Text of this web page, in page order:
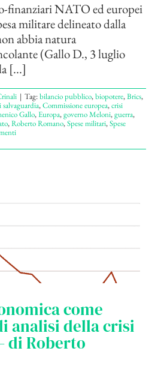
finanziari NATO ed europei
militare delineato dalla
abbia natura
(Gallo D., 3 luglio
[...]
| Tag:bilancio pubblico,biopotere,Brics,
,Commissione europea,crisi
Gallo,Europa,governo Meloni,guerra,
,Roberto Romano,Spese militari,Spese
come
analisi della crisi
di Roberto